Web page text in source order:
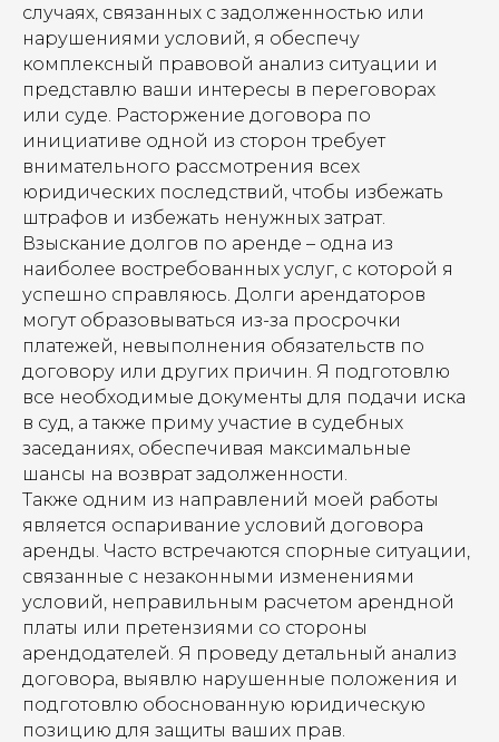
случаях, связанных с задолженностью или
нарушениями условий, я обеспечу
комплексный правовой анализ ситуации и
представлю ваши интересы в переговорах
или суде. Расторжение договора по
инициативе одной из сторон требует
внимательного рассмотрения всех
юридических последствий, чтобы избежать
штрафов и избежать ненужных затрат.
Взыскание долгов по аренде – одна из
наиболее востребованных услуг, с которой я
успешно справляюсь. Долги арендаторов
могут образовываться из-за просрочки
платежей, невыполнения обязательств по
договору или других причин. Я подготовлю
все необходимые документы для подачи иска
в суд, а также приму участие в судебных
заседаниях, обеспечивая максимальные
шансы на возврат задолженности.
Также одним из направлений моей работы
является оспаривание условий договора
аренды. Часто встречаются спорные ситуации,
связанные с незаконными изменениями
условий, неправильным расчетом арендной
платы или претензиями со стороны
арендодателей. Я проведу детальный анализ
договора, выявлю нарушенные положения и
подготовлю обоснованную юридическую
позицию для защиты ваших прав.